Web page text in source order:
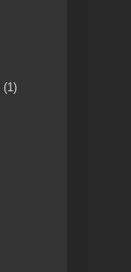
(1)